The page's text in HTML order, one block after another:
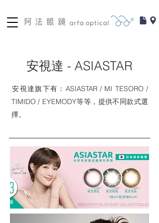
安視達 - ASIASTAR
​安視達旗下有：ASIASTAR / MI TESORO /
TIMIDO / EYEMODY等等，提供不同款式選
擇。